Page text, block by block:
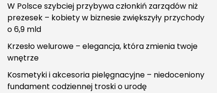
W Polsce szybciej przybywa członkiń zarządów niż
prezesek – kobiety w biznesie zwiększyły przychody
o 6,9 mld
Krzesło welurowe – elegancja, która zmienia twoje
wnętrze
Kosmetyki i akcesoria pielęgnacyjne – niedoceniony
fundament codziennej troski o urodę